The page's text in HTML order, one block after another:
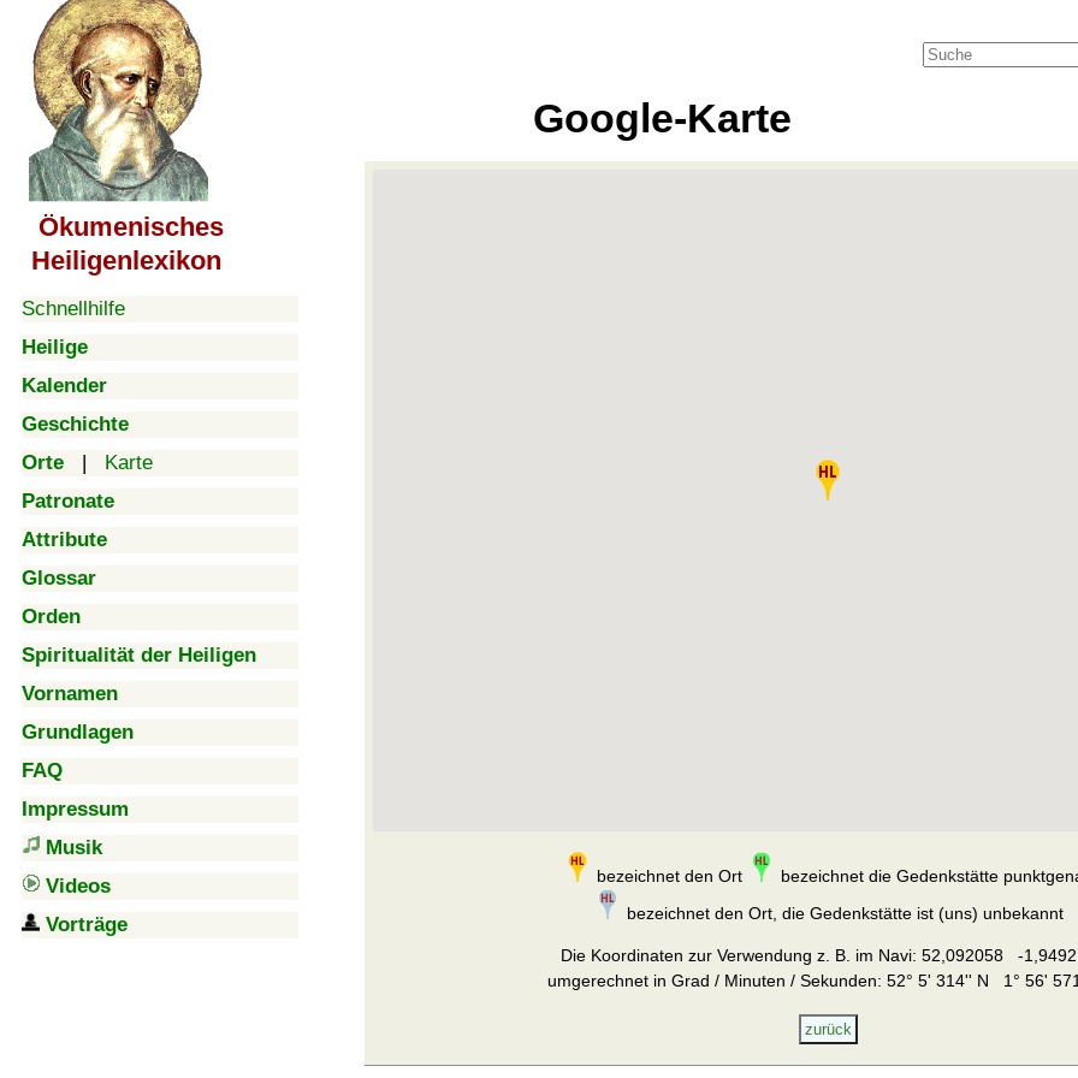
Ökumenisches
Heiligenlexikon
Schnellhilfe
Heilige
Kalender
Geschichte
Orte | Karte
Patronate
Attribute
Glossar
Orden
Spiritualität der Heiligen
Vornamen
Grundlagen
FAQ
Impressum
Musik
Videos
Vorträge
Google-Karte
bezeichnet den Ort
bezeichnet die Gedenkstätte
bezeichnet den Ort, die Gedenkstätte ist (uns) unbekannt
Die Koordinaten zur Verwendung z. B. im Navi: 52,092058 -
umgerechnet in Grad / Minuten / Sekunden: 52° 5' 314'' N 1° 56'